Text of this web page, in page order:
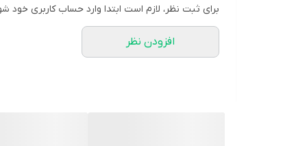
برای ثبت نظر، لازم است ابتدا وارد حساب کاربری خود
افزودن نظر